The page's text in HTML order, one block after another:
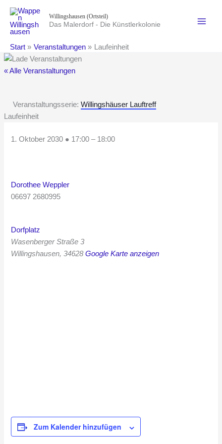
Inhalt
springen
Willingshausen (Ortsteil)
Das Malerdorf - Die Künstlerkolonie
Start Veranstaltungen Laufeinheit
« Alle Veranstaltungen
Veranstaltungsserie: Willingshäuser Lauftreff
Laufeinheit
1. Oktober 2030 ● 17:00– 18:00
Dorothee Weppler
06697 2680995
Dorfplatz
Wasenberger Straße 3
Willingshausen, 34628 Google Karte anzeigen
Zum Kalender hinzufügen